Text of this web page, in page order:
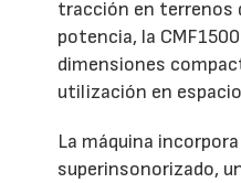
tracción en terrenos
potencia, la
dimensiones
utilización en
La máquina
superinsonorizado,